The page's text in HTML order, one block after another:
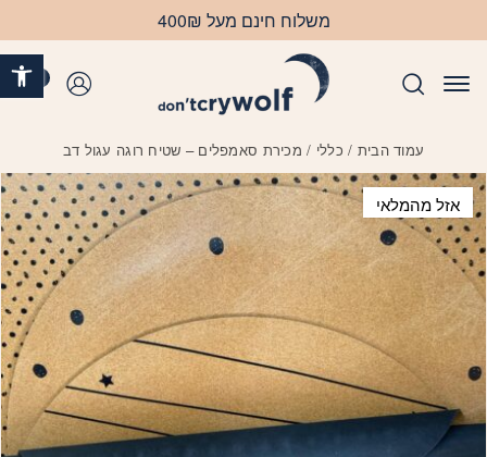
משלוח חינם מעל 400₪
עמוד הבית / כללי / מכירת סאמפלים – שטיח רוגה עגול דב
אזל מהמלאי